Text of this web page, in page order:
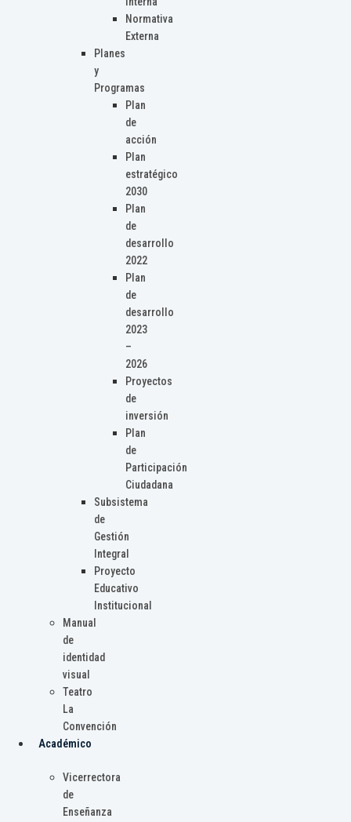
Normativa
Externa
Planes
y
Programas
Plan
de
acción
Plan
estratégico
2030
Plan
de
desarrollo
2022
Plan
de
desarrollo
2023
–
2026
Proyectos
de
inversión
Plan
de
Participación
Ciudadana
Subsistema
de
Gestión
Integral
Proyecto
Educativo
Institucional
Manual
de
identidad
visual
Teatro
La
Convención
Académico
Vicerrectora
de
Enseñanza